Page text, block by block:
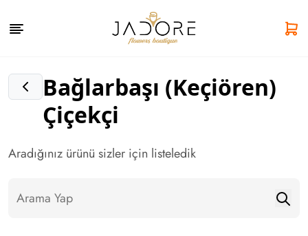
Bağlarbaşı (Keçiören)
Çiçekçi
Aradığınız ürünü sizler için listeledik